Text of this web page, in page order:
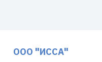
ООО "ИССА"